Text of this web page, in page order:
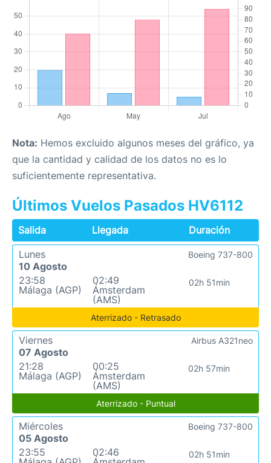
Nota: Hemos excluido algunos meses del gráfico, ya
que la cantidad y calidad de los datos no es lo
suficientemente representativa.
Últimos Vuelos Pasados HV6112
Salida Llegada
Duración
Lunes
10 Agosto
23:58
Málaga (AGP)
02:49
Ámsterdam
(AMS)
02h 51min
Boeing 737-800
Aterrizado - Retrasado
Viernes
07 Agosto
21:28
Málaga (AGP)
00:25
Ámsterdam
(AMS)
02h 57min
Airbus A321neo
Aterrizado - Puntual
Miércoles
05 Agosto
23:55
02:46
02h 51min
Boeing 737-800